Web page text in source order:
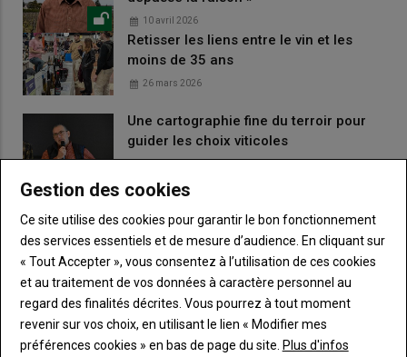
10 avril 2026
Retisser les liens entre le vin et les
moins de 35 ans
26 mars 2026
Une cartographie fine du terroir pour
guider les choix viticoles
Projet Recouvertt : favoriser la montée
11 décembre 2025
LES PLUS LUS
Bouge ton Bled invite la culture à la campagne
Gestion des cookies
Ce site utilise des cookies pour garantir le bon fonctionnement
des services essentiels et de mesure d’audience. En cliquant sur
« Tout Accepter », vous consentez à l’utilisation de ces cookies
et au traitement de vos données à caractère personnel au
regard des finalités décrites. Vous pourrez à tout moment
revenir sur vos choix, en utilisant le lien « Modifier mes
préférences cookies » en bas de page du site. Plus d'infos